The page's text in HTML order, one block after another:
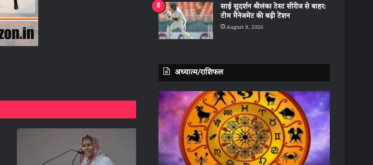
साई सुदर्शन श्रीलंका टेस्ट सीरीज से बाहर:
टीम मैनेजमेंट की बढ़ी टेंशन
August 8, 2026
अध्यात्म/राशिफल